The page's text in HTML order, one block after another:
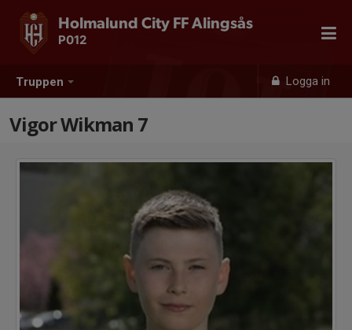
Truppen Logga in
Holmalund City FF Alingsås
P012
Vigor Wikman 7